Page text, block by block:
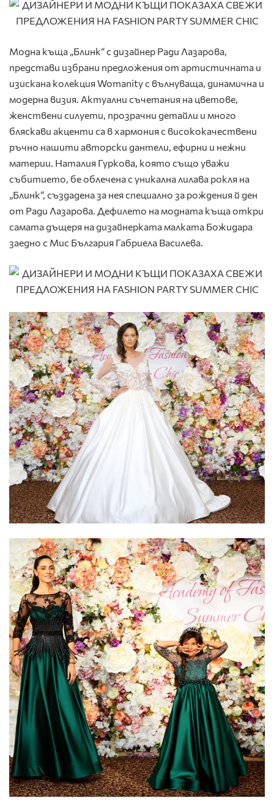
Модна къща „Блинк“ с дизайнер Ради Лазарова,
представи избрани предложения от артистичната и
изискана колекция Womanity с вълнуваща, динамична и
модерна визия. Актуални съчетания на цветове,
женствени силуети, прозрачни детайли и много
бляскави акценти са в хармония с висококачествени
ръчно нашити авторски дантели, ефирни и нежни
материи. Наталия Гуркова, която също уважи
събитието, бе облечена с уникална лилава рокля на
„Блинк“, създадена за нея специално за рождения й ден
от Ради Лазарова. Дефилето на модната къща откри
самата дъщеря на дизайнерката малката Божидара
заедно с Мис България Габриела Василева.